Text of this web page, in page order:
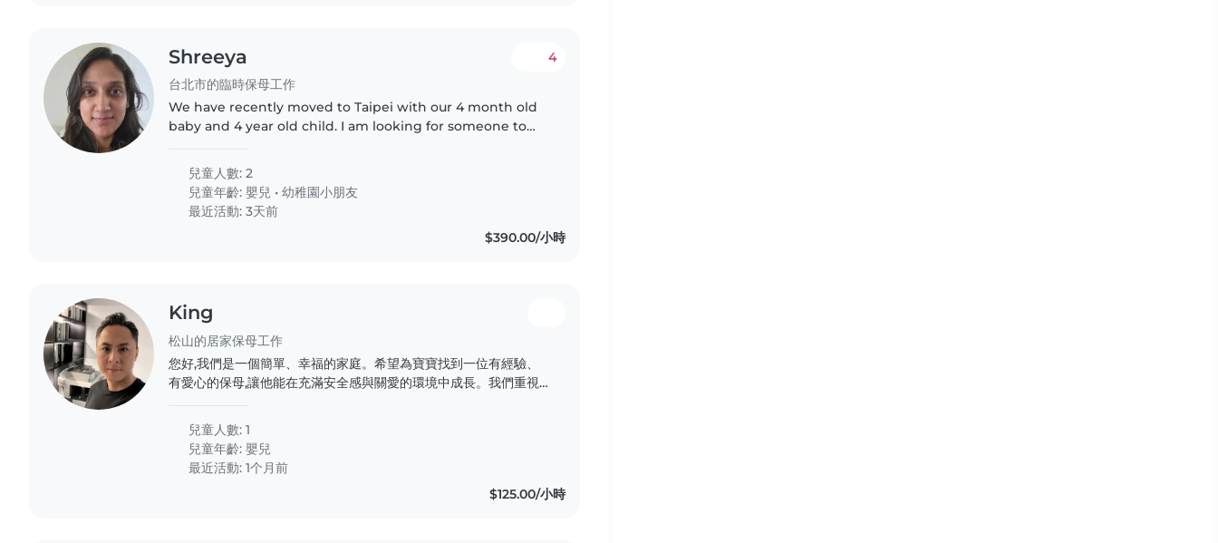
Shreeya
台北市的臨時保母工作
4
We have recently moved to Taipei with our 4 month old
baby and 4 year old child. I am looking for someone to
primarily be watching..
兒童人數: 2
兒童年齡:嬰兒 •幼稚園小朋友
最近活動: 3天前
$390.00/小時
King
松山的居家保母工作
您好,我們是一個簡單、幸福的家庭。希望為寶寶找到一位有經驗、
有愛心的保母,讓他能在充滿安全感與關愛的環境中成長。我們重視
兒童人數: 1
兒童年齡:嬰兒
最近活動: 1个月前
$125.00/小時